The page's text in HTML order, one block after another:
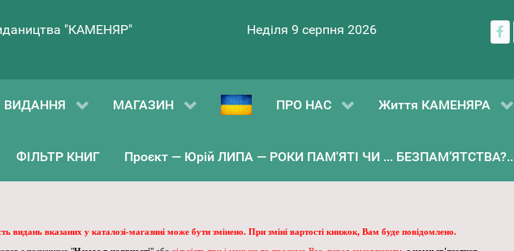
"КАМЕНЯР" Неділя 9 серпня 2026
ВИДАННЯ МАГАЗИН ПРО НАС Життя КАМЕНЯРА
ФІЛЬТР КНИГ Проєкт — Юрій ЛИПА — РОКИ ПАМ'ЯТІ ЧИ ... БЕЗПАМ’ЯТСТВА?..
видань вказаних у каталозі-магазині може бути змінено. При зміні вартості книжок, Вам буде повідомлено.